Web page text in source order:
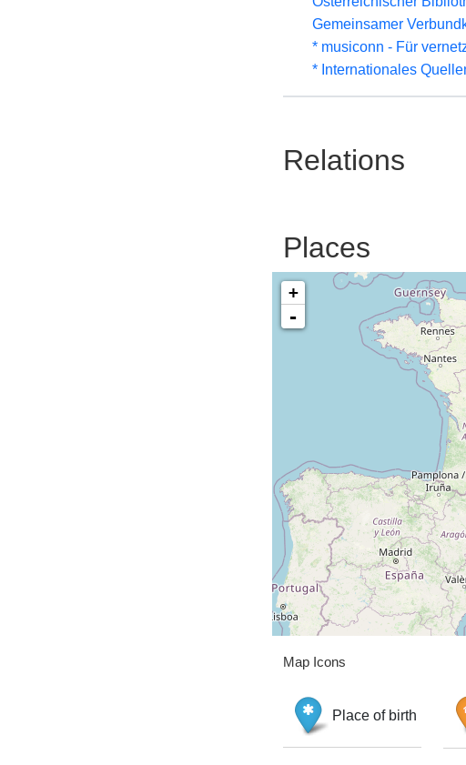
Gemeinsamer
* musiconn - Für
* Internationales
Relations
Places
+
-
Map Icons
Place of birth